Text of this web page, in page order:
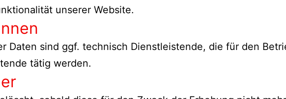
unserer Website.
Daten sind ggf. technisch Dienstleistende, die für den
tätig werden.